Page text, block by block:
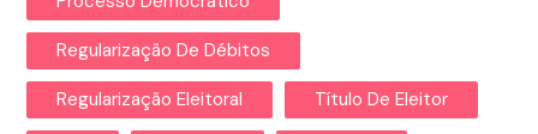
Regularização De Débitos
Regularização Eleitoral Título De Eleitor